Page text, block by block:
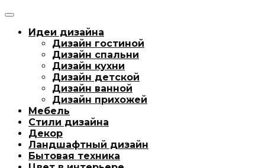
Идеи дизайна
Дизайн гостиной
Дизайн спальни
Дизайн кухни
Дизайн детской
Дизайн ванной
Дизайн прихожей
Мебель
Стили дизайна
Декор
Ландшафтный дизайн
Бытовая техника